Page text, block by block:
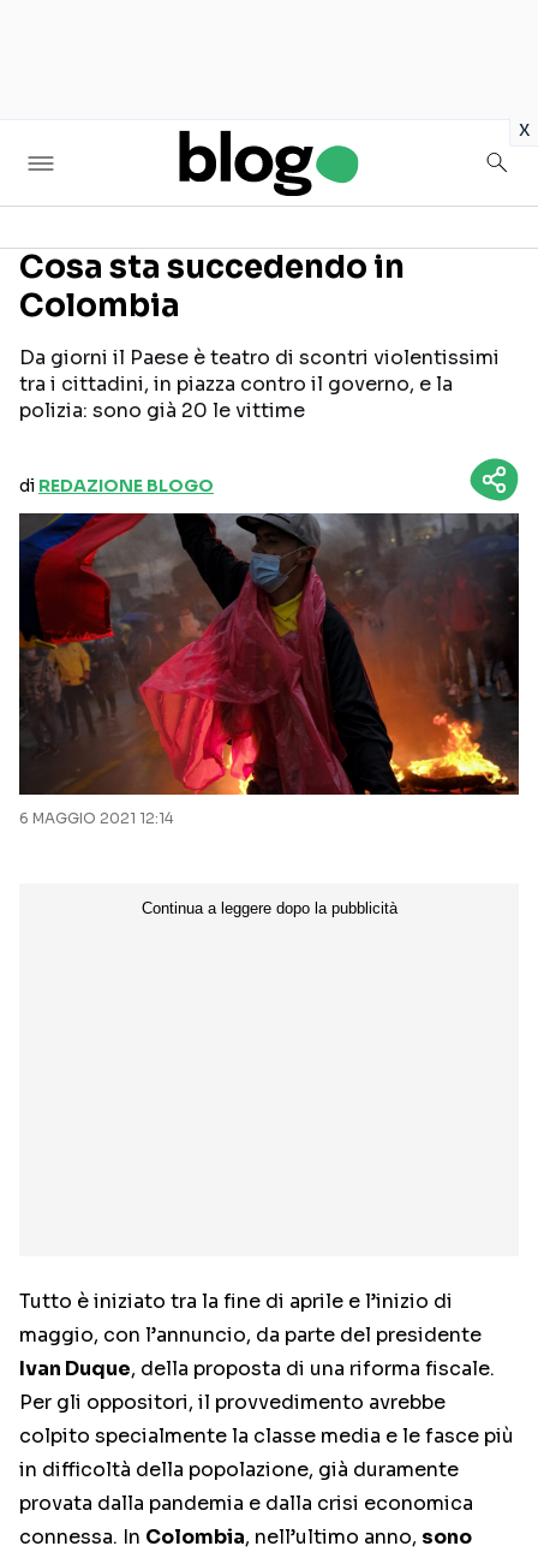
x
Cosa sta succedendo in
Colombia
Da giorni il Paese è teatro di scontri violentissimi
tra i cittadini, in piazza contro il governo, e la
polizia: sono già 20 le vittime
di REDAZIONE BLOGO
6 MAGGIO 2021 12:14
Tutto è iniziato tra la fine di aprile e l’inizio di
maggio, con l’annuncio, da parte del presidente
Ivan Duque, della proposta di una riforma fiscale.
Per gli oppositori, il provvedimento avrebbe
colpito specialmente la classe media e le fasce più
in difficoltà della popolazione, già duramente
provata dalla pandemia e dalla crisi economica
connessa. In Colombia, nell’ultimo anno, sono